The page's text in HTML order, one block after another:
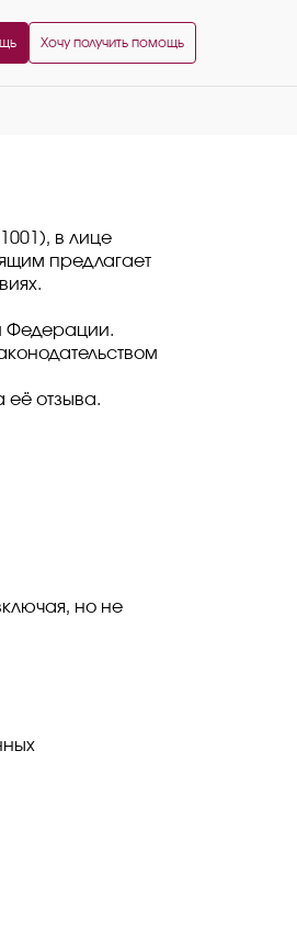
Хочу получить помощь
в лице
предлагает
Федерации.
её отзыва.
но не